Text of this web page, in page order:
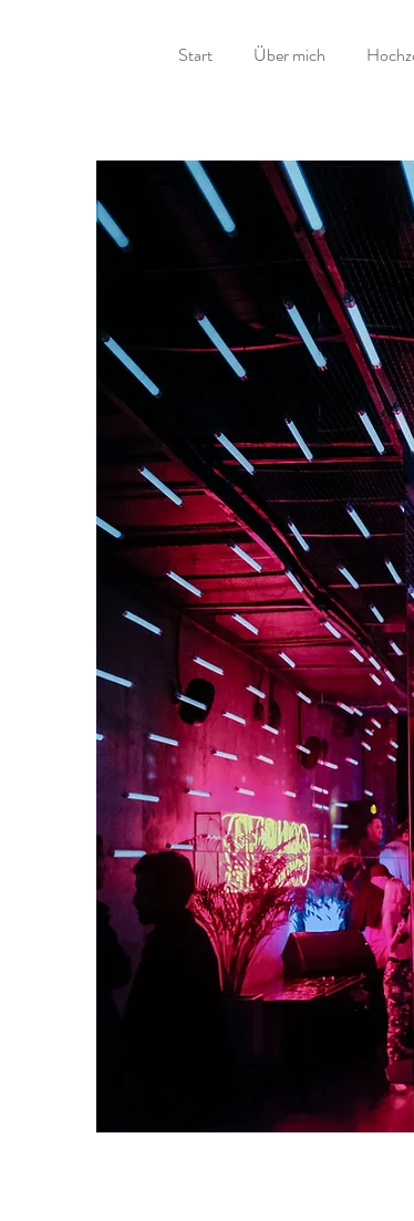
Start Über mich